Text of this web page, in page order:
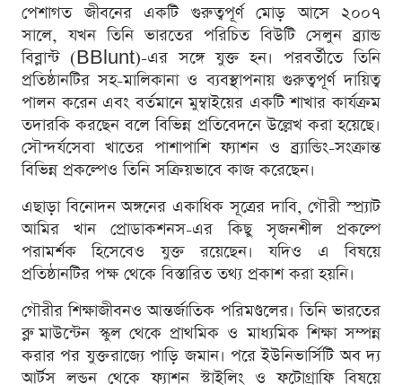
পেশাগত জীবনের একটি গুরুত্বপূর্ণ মোড় আসে ২০০৭
সালে, যখন তিনি ভারতের পরিচিত বিউটি সেলুন ব্র্যান্ড
বিব্লান্ট (BBlunt)-এর সঙ্গে যুক্ত হন। পরবর্তীতে তিনি
প্রতিষ্ঠানটির সহ-মালিকানা ও ব্যবস্থাপনায় গুরুত্বপূর্ণ দায়িত্ব
পালন করেন এবং বর্তমানে মুম্বাইয়ের একটি শাখার কার্যক্রম
তদারকি করছেন বলে বিভিন্ন প্রতিবেদনে উল্লেখ করা হয়েছে।
সৌন্দর্যসেবা খাতের পাশাপাশি ফ্যাশন ও ব্র্যান্ডিং-সংক্রান্ত
বিভিন্ন প্রকল্পেও তিনি সক্রিয়ভাবে কাজ করেছেন।
এছাড়া বিনোদন অঙ্গনের একাধিক সূত্রের দাবি, গৌরী স্প্র্যাট
আমির খান প্রোডাকশনস-এর কিছু সৃজনশীল প্রকল্পে
পরামর্শক হিসেবেও যুক্ত রয়েছেন। যদিও এ বিষয়ে
প্রতিষ্ঠানটির পক্ষ থেকে বিস্তারিত তথ্য প্রকাশ করা হয়নি।
গৌরীর শিক্ষাজীবনও আন্তর্জাতিক পরিমণ্ডলের। তিনি ভারতের
ব্লু মাউন্টেন স্কুল থেকে প্রাথমিক ও মাধ্যমিক শিক্ষা সম্পন্ন
করার পর যুক্তরাজ্যে পাড়ি জমান। পরে ইউনিভার্সিটি অব দ্য
আর্টস লন্ডন থেকে ফ্যাশন স্টাইলিং ও ফটোগ্রাফি বিষয়ে